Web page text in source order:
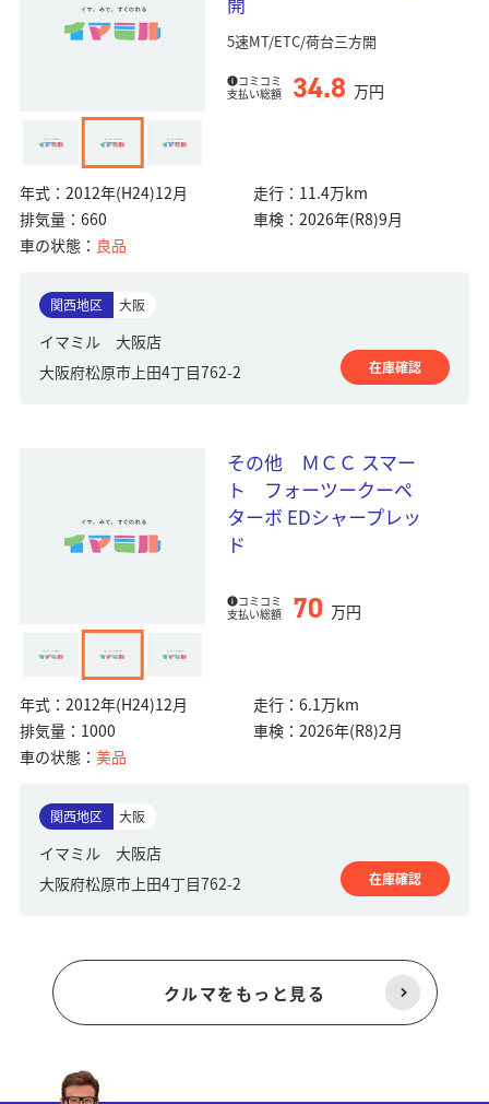
5速MT/ETC/荷台三方開
コミコミ
支払い総額
34.8 万円
年式： 2012年(H24)12月 走行： 11.4万km
排気量： 660 車検：2026年(R8)9月
車の状態： 良品
関西地区 大阪
イマミル 大阪店
大阪府松原市上田4丁目762-2
在庫確認
その他 ＭＣＣ スマー
ト フォーツークーペ
ターボ EDシャープレッ
ド
コミコミ
支払い総額
70 万円
年式： 2012年(H24)12月 走行：6.1万km
排気量： 1000 車検：2026年(R8)2月
車の状態： 美品
関西地区 大阪
イマミル 大阪店
大阪府松原市上田4丁目762-2
在庫確認
クルマをもっと見る